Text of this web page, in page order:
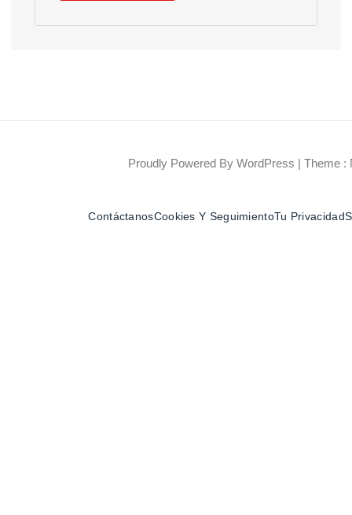
Proudly Powered By WordPress | Theme :
ContáctanosCookies Y SeguimientoTu Privacidad